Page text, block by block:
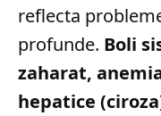
reflecta
profunde. Boli
zaharat,
hepatice